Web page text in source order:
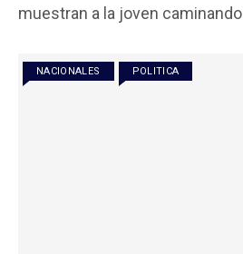
o
k
p
p
muestran a la joven caminando
NACIONALES POLITICA